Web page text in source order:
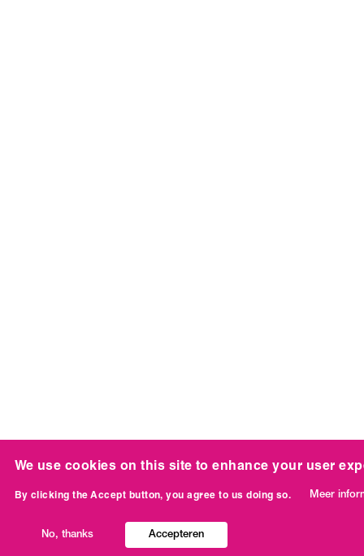
We use cookies on this site to enhance your user
By clicking the Accept button, you agree to us doing so. Meer
No, thanks Accepteren